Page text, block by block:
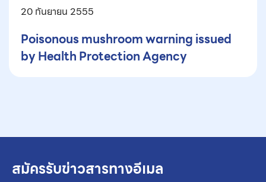
20 กันยายน 2555
Poisonous mushroom warning issued
by Health Protection Agency
สมัครรับข่าวสารทางอีเมล